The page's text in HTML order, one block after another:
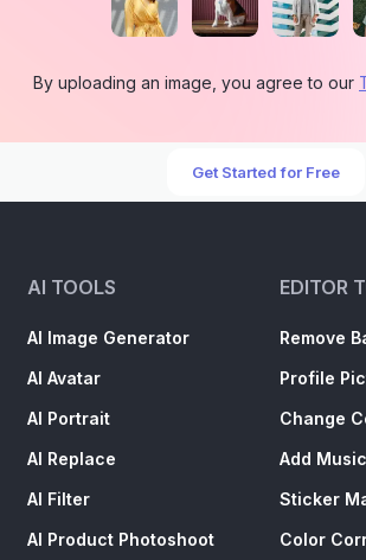
By uploading an image, you agree to our
Get Started for Free
AI TOOLS
AI Image Generator
AI Avatar
AI Portrait
AI Replace
AI Filter
AI Product Photoshoot
EDITOR
Remove
Profile
Change
Add
Sticker
Color